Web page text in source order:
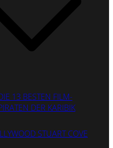
13 BESTEN FILM-
DER KARIBIK
STUART COVE